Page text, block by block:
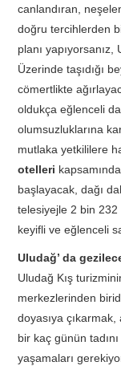
canlandıran,
doğru tercihlerden
planı
Üzerinde taşıdığı
cömertlikte
oldukça eğlenceli
olumsuzluklarına
mutlaka yetkililere
otelleri
başlayacak, dağı
telesiyejle 2 bin 232
keyifli ve eğlenceli
Uludağ’ da
Uludağ Kış
merkezlerinden
doyasıya
bir kaç günün
yaşamaları